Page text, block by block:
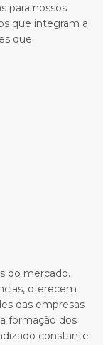
para nossos
que integram a
que
do mercado.
oferecem
das empresas
formação dos
constante